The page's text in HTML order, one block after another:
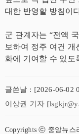
대한 반영할 방침이
군 관계자는 “전액
보하여 정주 여건 개
화에 기여할 수 있도
글쓴날 : [2026-06-02
이상권 기자
Copyrights ⓒ 중앙뉴스